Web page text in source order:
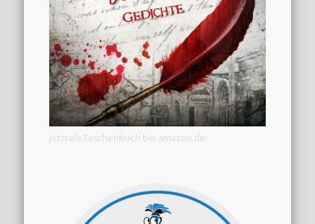
Jetzt als Taschenbuch bei amazon.de